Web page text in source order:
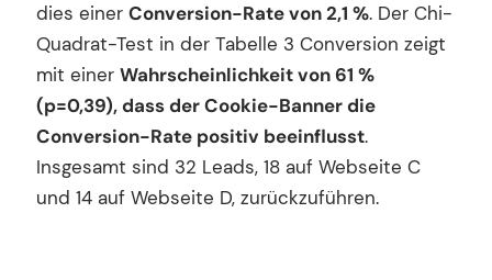
dies einer Conversion-Rate von 2,1 %. Der Chi-
Quadrat-Test in der Tabelle 3 Conversion zeigt
mit einer Wahrscheinlichkeit von 61 %
(p=0,39), dass der Cookie-Banner die
Conversion-Rate positiv beeinflusst.
Insgesamt sind 32 Leads, 18 auf Webseite C
und 14 auf Webseite D, zurückzuführen.